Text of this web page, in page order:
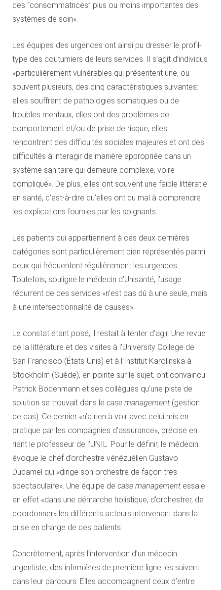
des “consommatrices” plus ou moins importantes des
systèmes de soin».
Les équipes des urgences ont ainsi pu dresser le profil-
type des coutumiers de leurs services. Il s’agit d’individus
«particulièrement vulnérables qui présentent une, ou
souvent plusieurs, des cinq caractéristiques suivantes:
elles souffrent de pathologies somatiques ou de
troubles mentaux, elles ont des problèmes de
comportement et/ou de prise de risque, elles
rencontrent des difficultés sociales majeures et ont des
difficultés à interagir de manière appropriée dans un
système sanitaire qui demeure complexe, voire
compliqué». De plus, elles ont souvent une faible littératie
en santé, c’est-à-dire qu’elles ont du mal à comprendre
les explications fournies par les soignants.
Les patients qui appartiennent à ces deux dernières
catégories sont particulièrement bien représentés parmi
ceux qui fréquentent régulièrement les urgences.
Toutefois, souligne le médecin d’Unisanté, l’usage
récurrent de ces services «n’est pas dû à une seule, mais
à une intersectionnalité de causes».
Le constat étant posé, il restait à tenter d’agir. Une revue
de la littérature et des visites à l’University College de
San Francisco (États-Unis) et à l’Institut Karolinska à
Stockholm (Suède), en pointe sur le sujet, ont convaincu
Patrick Bodenmann et ses collègues qu’une piste de
solution se trouvait dans le case management (gestion
de cas). Ce dernier «n’a rien à voir avec celui mis en
pratique par les compagnies d’assurance», précise en
riant le professeur de l’UNIL. Pour le définir, le médecin
évoque le chef d’orchestre vénézuélien Gustavo
Dudamel qui «dirige son orchestre de façon très
spectaculaire». Une équipe de case management essaie
en effet «dans une démarche holistique, d’orchestrer, de
coordonner» les différents acteurs intervenant dans la
prise en charge de ces patients.
Concrètement, après l’intervention d’un médecin
urgentiste, des infirmières de première ligne les suivent
dans leur parcours. Elles accompagnent ceux d’entre